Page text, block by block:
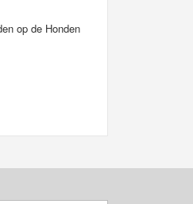
op de Honden